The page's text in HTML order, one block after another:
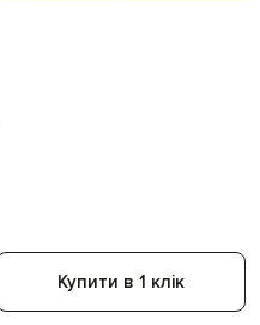
Купити в 1 клік